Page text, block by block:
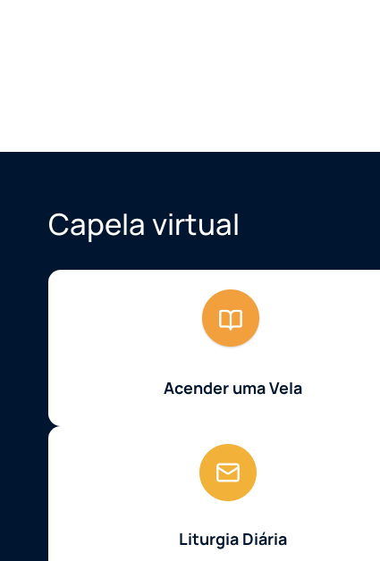
Capela virtual
Acender uma Vela
Liturgia Diária